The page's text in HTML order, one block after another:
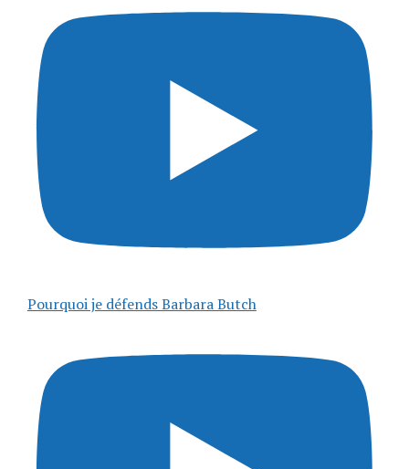
Pourquoi je défends Barbara Butch